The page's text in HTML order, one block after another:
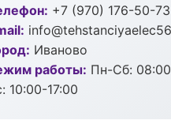
+7 (970) 176-50-73
Иваново
работы: Пн-Сб:
10:00-17:00